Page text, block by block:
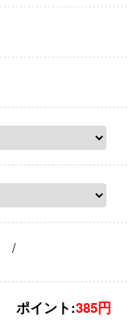
/
ポイント:385円